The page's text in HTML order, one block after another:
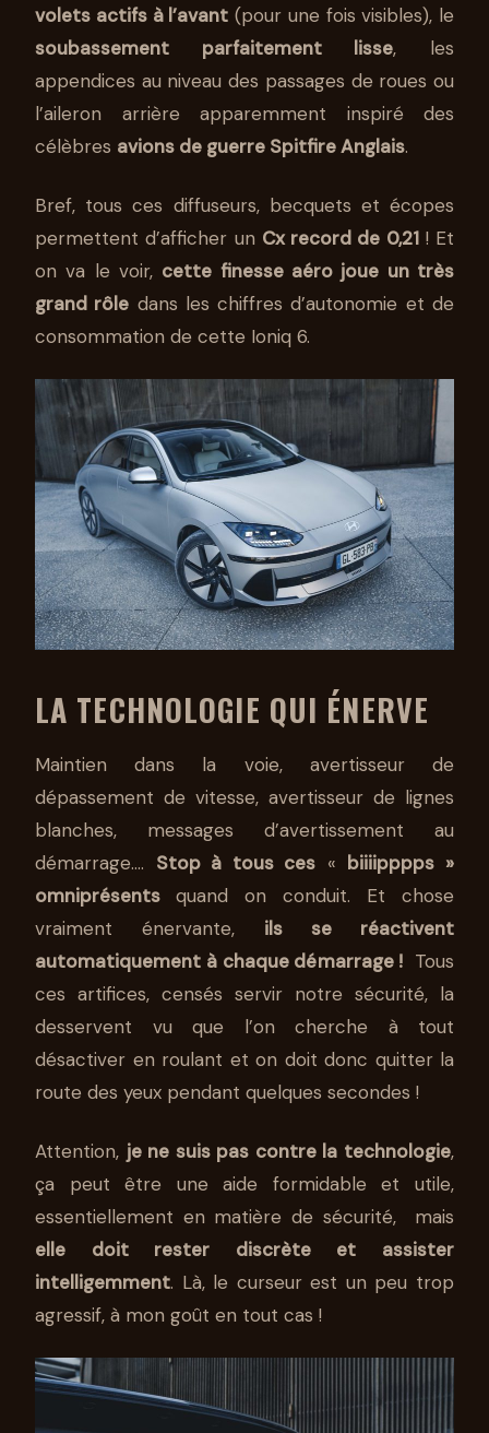
volets actifs à l’avant (pour une fois visibles), le
soubassement parfaitement lisse, les
appendices au niveau des passages de roues ou
l’aileron arrière apparemment inspiré des
célèbres avions de guerre Spitfire Anglais.
Bref, tous ces diffuseurs, becquets et écopes
permettent d’afficher un Cx record de 0,21! Et
on va le voir, cette finesse aéro joue un très
grand rôle dans les chiffres d’autonomie et de
consommation de cette Ioniq 6.
LA TECHNOLOGIE QUI ÉNERVE
Maintien dans la voie, avertisseur de
dépassement de vitesse, avertisseur de lignes
blanches, messages d’avertissement au
démarrage…. Stop à tous ces « biiiipppps »
omniprésents quand on conduit. Et chose
vraiment énervante, ils se réactivent
automatiquement à chaque démarrage ! Tous
ces artifices, censés servir notre sécurité, la
desservent vu que l’on cherche à tout
désactiver en roulant et on doit donc quitter la
route des yeux pendant quelques secondes !
Attention, je ne suis pas contre la technologie,
ça peut être une aide formidable et utile,
essentiellement en matière de sécurité, mais
elle doit rester discrète et assister
intelligemment. Là, le curseur est un peu trop
agressif, à mon goût en tout cas !